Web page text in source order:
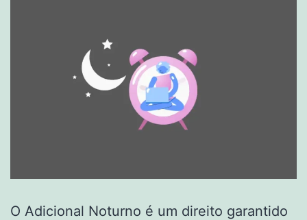
O Adicional Noturno é um direito garantido